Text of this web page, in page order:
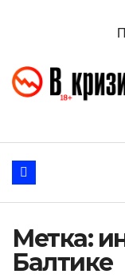
Метка:
Балтике